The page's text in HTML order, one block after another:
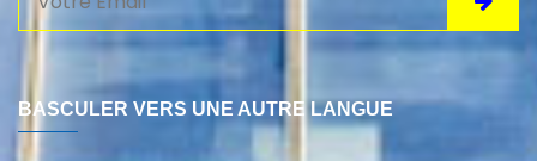
BASCULER VERS UNE AUTRE LANGUE